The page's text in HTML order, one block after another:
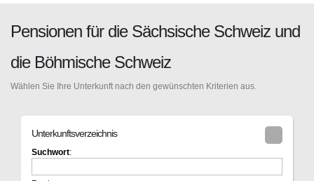
Pensionen für die Sächsische Schweiz und
die Böhmische Schweiz
Wählen Sie Ihre Unterkunft nach den gewünschten Kriterien aus.
Unterkunftsverzeichnis
Suchwort: